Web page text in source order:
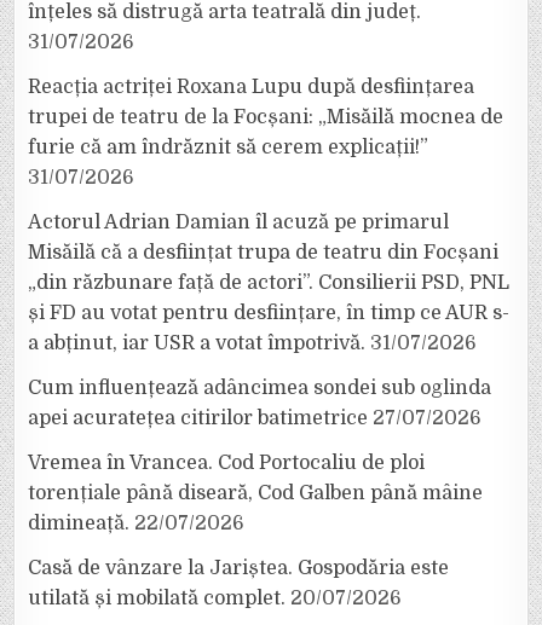
înțeles să distrugă arta teatrală din județ.
31/07/2026
Reacția actriței Roxana Lupu după desființarea
trupei de teatru de la Focșani: „Misăilă mocnea de
furie că am îndrăznit să cerem explicații!”
31/07/2026
Actorul Adrian Damian îl acuză pe primarul
Misăilă că a desființat trupa de teatru din Focșani
„din răzbunare față de actori”. Consilierii PSD, PNL
și FD au votat pentru desființare, în timp ce AUR s-
a abținut, iar USR a votat împotrivă. 31/07/2026
Cum influențează adâncimea sondei sub oglinda
apei acuratețea citirilor batimetrice 27/07/2026
Vremea în Vrancea. Cod Portocaliu de ploi
torențiale până diseară, Cod Galben până mâine
dimineață. 22/07/2026
Casă de vânzare la Jariștea. Gospodăria este
utilată și mobilată complet. 20/07/2026